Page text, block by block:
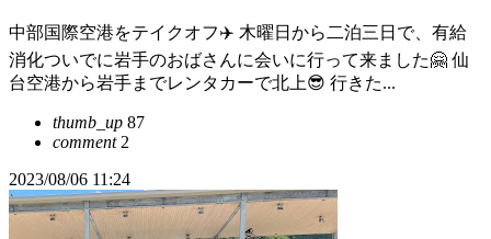
中部国際空港をテイクオフ✈️ 木曜日から二泊三日で、有給
消化ついでに岩手のおばさんに会いに行って来ました🤗 仙
台空港から岩手までレンタカーで北上😎 行きた...
thumb_up 87
comment2
2023/08/06 11:24